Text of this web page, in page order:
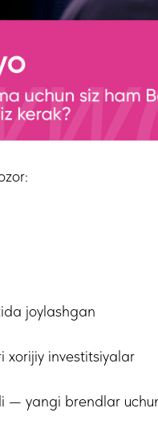
joylashgan
xorijiy investitsiyalar
yangi brendlar